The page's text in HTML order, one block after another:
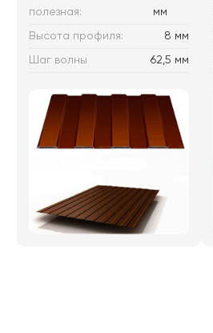
полезная:
мм
Высота профиля:
8 мм
Шаг волны
62,5 мм